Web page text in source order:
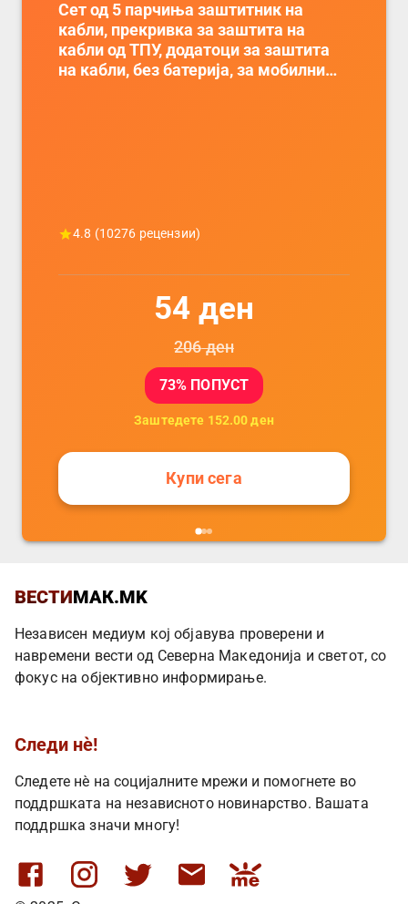
Сет од 5 парчиња заштитник на
кабли, прекривка за заштита на
кабли од ТПУ, додатоци за заштита
на кабли, без батерија, за мобилни
4.8 (10276 рецензии)
54 ден
206ден
73% ПОПУСТ
Заштедете 152.00 ден
Купи сега
ВЕСТИМАК.MK
Независен медиум кој објавува проверени и
навремени вести од Северна Македонија и светот, со
фокус на објективно информирање.
Следи нè!
Следете нè на социјалните мрежи и помогнете во
поддршката на независното новинарство. Вашата
поддршка значи многу!